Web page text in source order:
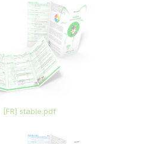
[FR] stable.pdf